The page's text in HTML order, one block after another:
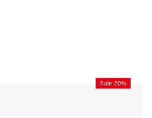
Sale 20%